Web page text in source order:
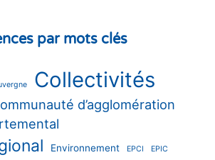
par mots clés
Collectivités
d’agglomération
Environnement EPCI EPIC